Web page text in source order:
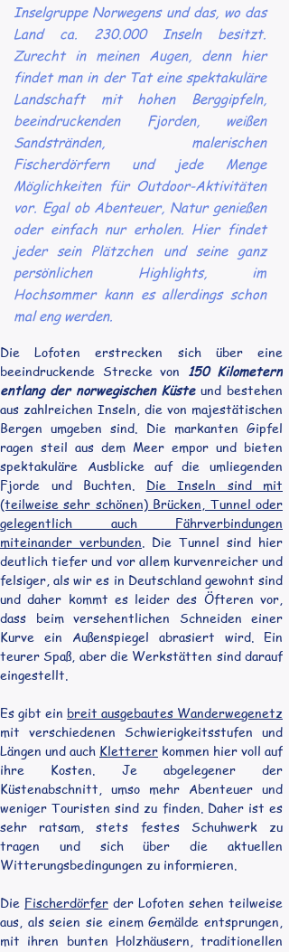
Inselgruppe Norwegens und das, wo das
Land ca. 230.000 Inseln besitzt.
Zurecht in meinen Augen, denn hier
findet man in der Tat eine spektakuläre
Landschaft mit hohen Berggipfeln,
beeindruckenden Fjorden, weißen
Sandstränden, malerischen
Fischerdörfern und jede Menge
Möglichkeiten für Outdoor-Aktivitäten
vor. Egal ob Abenteuer, Natur genießen
oder einfach nur erholen. Hier findet
jeder sein Plätzchen und seine ganz
persönlichen Highlights, im
Hochsommer kann es allerdings schon
mal eng werden.
Die Lofoten erstrecken sich über eine
beeindruckende Strecke von 150 Kilometern
entlang der norwegischen Küste und bestehen
aus zahlreichen Inseln, die von majestätischen
Bergen umgeben sind. Die markanten Gipfel
ragen steil aus dem Meer empor und bieten
spektakuläre Ausblicke auf die umliegenden
Fjorde und Buchten. Die Inseln sind mit
(teilweise sehr schönen) Brücken, Tunnel oder
gelegentlich auch Fährverbindungen
miteinander verbunden. Die Tunnel sind hier
deutlich tiefer und vor allem kurvenreicher und
felsiger, als wir es in Deutschland gewohnt sind
und daher kommt es leider des Öfteren vor,
dass beim versehentlichen Schneiden einer
Kurve ein Außenspiegel abrasiert wird. Ein
teurer Spaß, aber die Werkstätten sind darauf
eingestellt.
Es gibt ein breit ausgebautes Wanderwegenetz
mit verschiedenen Schwierigkeitsstufen und
Längen und auch Kletterer kommen hier voll auf
ihre Kosten. Je abgelegener der
Küstenabschnitt, umso mehr Abenteuer und
weniger Touristen sind zu finden. Daher ist es
sehr ratsam, stets festes Schuhwerk zu
tragen und sich über die aktuellen
Witterungsbedingungen zu informieren.
Die Fischerdörfer der Lofoten sehen teilweise
aus, als seien sie einem Gemälde entsprungen,
mit ihren bunten Holzhäusern, traditionellen